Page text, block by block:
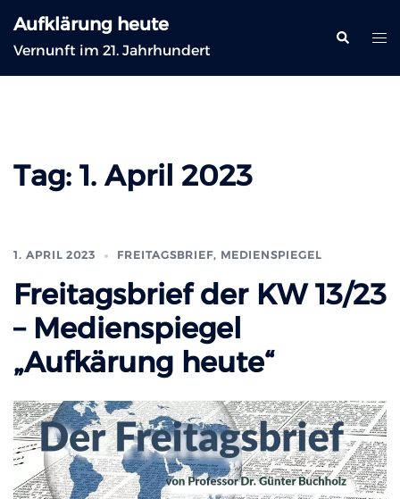
Inhalt
springen
Aufklärung heute
Vernunft im 21. Jahrhundert
Suche
Tag: 1. April 2023
1. APRIL 2023 FREITAGSBRIEF, MEDIENSPIEGEL
Freitagsbrief der KW 13/23
– Medienspiegel
„Aufkärung heute“